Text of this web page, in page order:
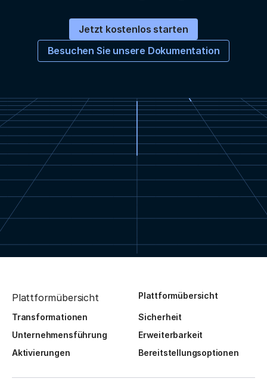
Jetzt kostenlos starten
Besuchen Sie unsere Dokumentation
Plattformübersicht Plattformübersicht
Transformationen
Sicherheit
Unternehmensführung
Erweiterbarkeit
Aktivierungen
Bereitstellungsoptionen